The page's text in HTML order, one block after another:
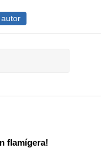
flamígera!